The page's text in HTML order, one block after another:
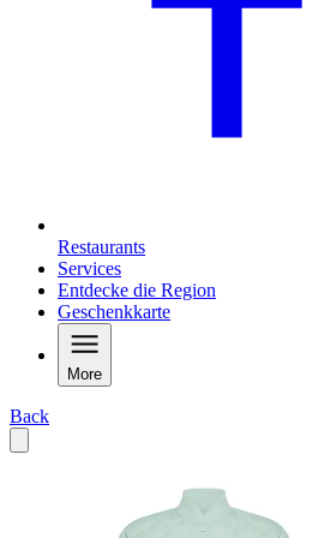
Restaurants
Services
Entdecke die Region
Geschenkkarte
More
Back